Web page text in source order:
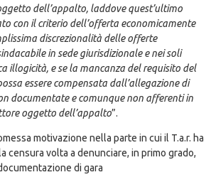
dell’appalto, laddove quest’ultimo
con il criterio dell’offerta economicamente
discrezionalità delle offerte
in sede giurisdizionale e nei soli
illogicità, e se la mancanza del requisito del
essere compensata dall’allegazione di
documentate e comunque non afferenti in
oggetto dell’appalto”.
motivazione nella parte in cui il T.a.r. ha
censura volta a denunciare, in primo grado,
di gara